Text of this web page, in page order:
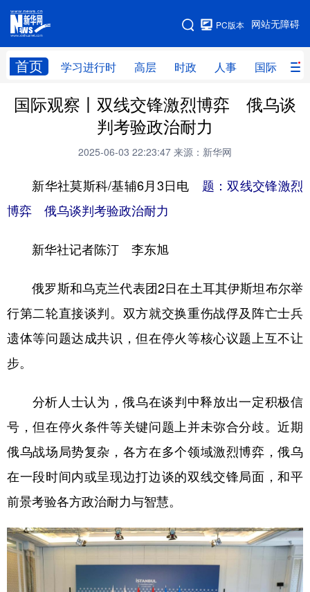
网站无障碍
PC版本
首页 学习进行时 高层 时政 人事 国际 财
网站地图
学习进行时 高层 时政 人事
财经 网评
科技 科创 量子 体育
文化 书画
访谈 视频
食品 人居 信息化 数字经济
学术中国 乡村振兴 银龄 溯源中国
彩票 娱乐 时尚 悦读
公益 一带一路 亚太网 上市公司
文化产业
地方频道
北京 天津 河北 山西
吉林 上海
国际观察丨双线交锋激烈博弈 俄乌谈
判考验政治耐力
2025-06-03 22:23:47 来源：新华网
新华社莫斯科/基辅6月3日电 题：双线交锋激烈
博弈 俄乌谈判考验政治耐力
新华社记者陈汀 李东旭
俄罗斯和乌克兰代表团2日在土耳其伊斯坦布尔举
行第二轮直接谈判。双方就交换重伤战俘及阵亡士兵
遗体等问题达成共识，但在停火等核心议题上互不让
步。
分析人士认为，俄乌在谈判中释放出一定积极信
号，但在停火条件等关键问题上并未弥合分歧。近期
俄乌战场局势复杂，各方在多个领域激烈博弈，俄乌
在一段时间内或呈现边打边谈的双线交锋局面，和平
前景考验各方政治耐力与智慧。